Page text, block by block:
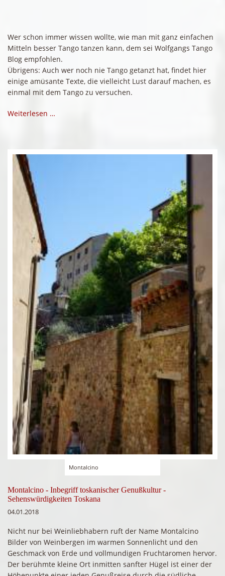
Wer schon immer wissen wollte, wie man mit ganz einfachen
Mitteln besser Tango tanzen kann, dem sei Wolfgangs Tango
Blog empfohlen.
Übrigens: Auch wer noch nie Tango getanzt hat, findet hier
einige amüsante Texte, die vielleicht Lust darauf machen, es
einmal mit dem Tango zu versuchen.
Weiterlesen …
Montalcino
Montalcino - Inbegriff toskanischer Genußkultur -
Sehenswürdigkeiten Toskana
04.01.2018
Nicht nur bei Weinliebhabern ruft der Name Montalcino
Bilder von Weinbergen im warmen Sonnenlicht und den
Geschmack von Erde und vollmundigen Fruchtaromen hervor.
Der berühmte kleine Ort inmitten sanfter Hügel ist einer der